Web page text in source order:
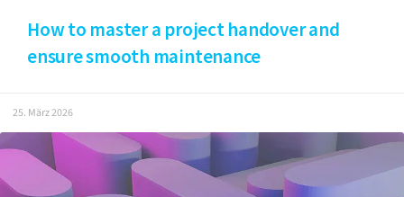
How to master a project handover and
ensure smooth maintenance
25. März 2026